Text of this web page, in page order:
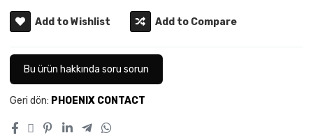
Add to Wishlist Add to Compare
Bu ürün hakkında soru sorun
Geri dön: PHOENIX CONTACT